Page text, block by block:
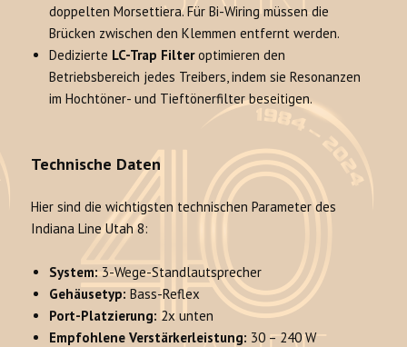
doppelten Morsettiera. Für Bi-Wiring müssen die
Brücken zwischen den Klemmen entfernt werden.
Dedizierte LC-Trap Filteroptimieren den
Betriebsbereich jedes Treibers, indem sie Resonanzen
im Hochtöner- und Tieftönerfilter beseitigen.
Technische Daten
Hier sind die wichtigsten technischen Parameter des
Indiana Line Utah 8:
System: 3-Wege-Standlautsprecher
Gehäusetyp: Bass-Reflex
Port-Platzierung: 2x unten
Empfohlene Verstärkerleistung: 30 – 240 W